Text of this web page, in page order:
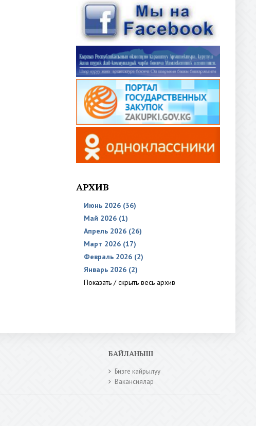
АРХИВ
Июнь 2026 (36)
Май 2026 (1)
Апрель 2026 (26)
Март 2026 (17)
Февраль 2026 (2)
Январь 2026 (2)
Показать / скрыть весь архив
БАЙЛАНЫШ
Бизге кайрылуу
Вакансиялар